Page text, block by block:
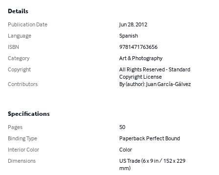
Details
Publication Date
Jun 28, 2012
Language
Spanish
ISBN
9781471763656
Category
Art & Photography
Copyright
All Rights Reserved - Standard
Copyright License
Contributors
By (author): Juan García-Gálvez
Specifications
Pages
50
Binding Type
Paperback Perfect Bound
Interior Color
Color
Dimensions
US Trade (6 x 9 in / 152 x 229
mm)